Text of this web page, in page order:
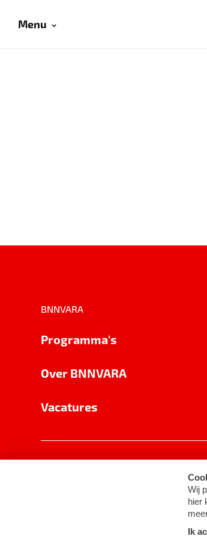
Menu
BNNVARA
Programma's
Over BNNVARA
Vacatures
Cookie-instellingen